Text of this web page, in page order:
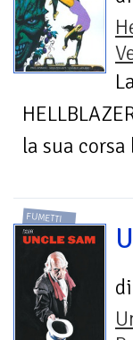
la sua
FUMETTI
di